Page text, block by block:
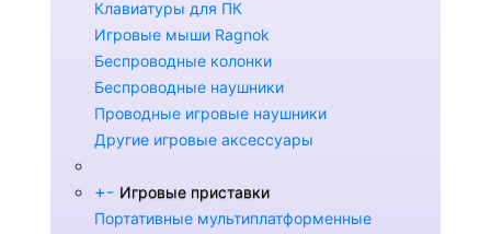
Клавиатуры для ПК
Игровые мыши Ragnok
Беспроводные колонки
Беспроводные наушники
Проводные игровые наушники
Другие игровые аксессуары
+- Игровые приставки
Портативные мультиплатформенные